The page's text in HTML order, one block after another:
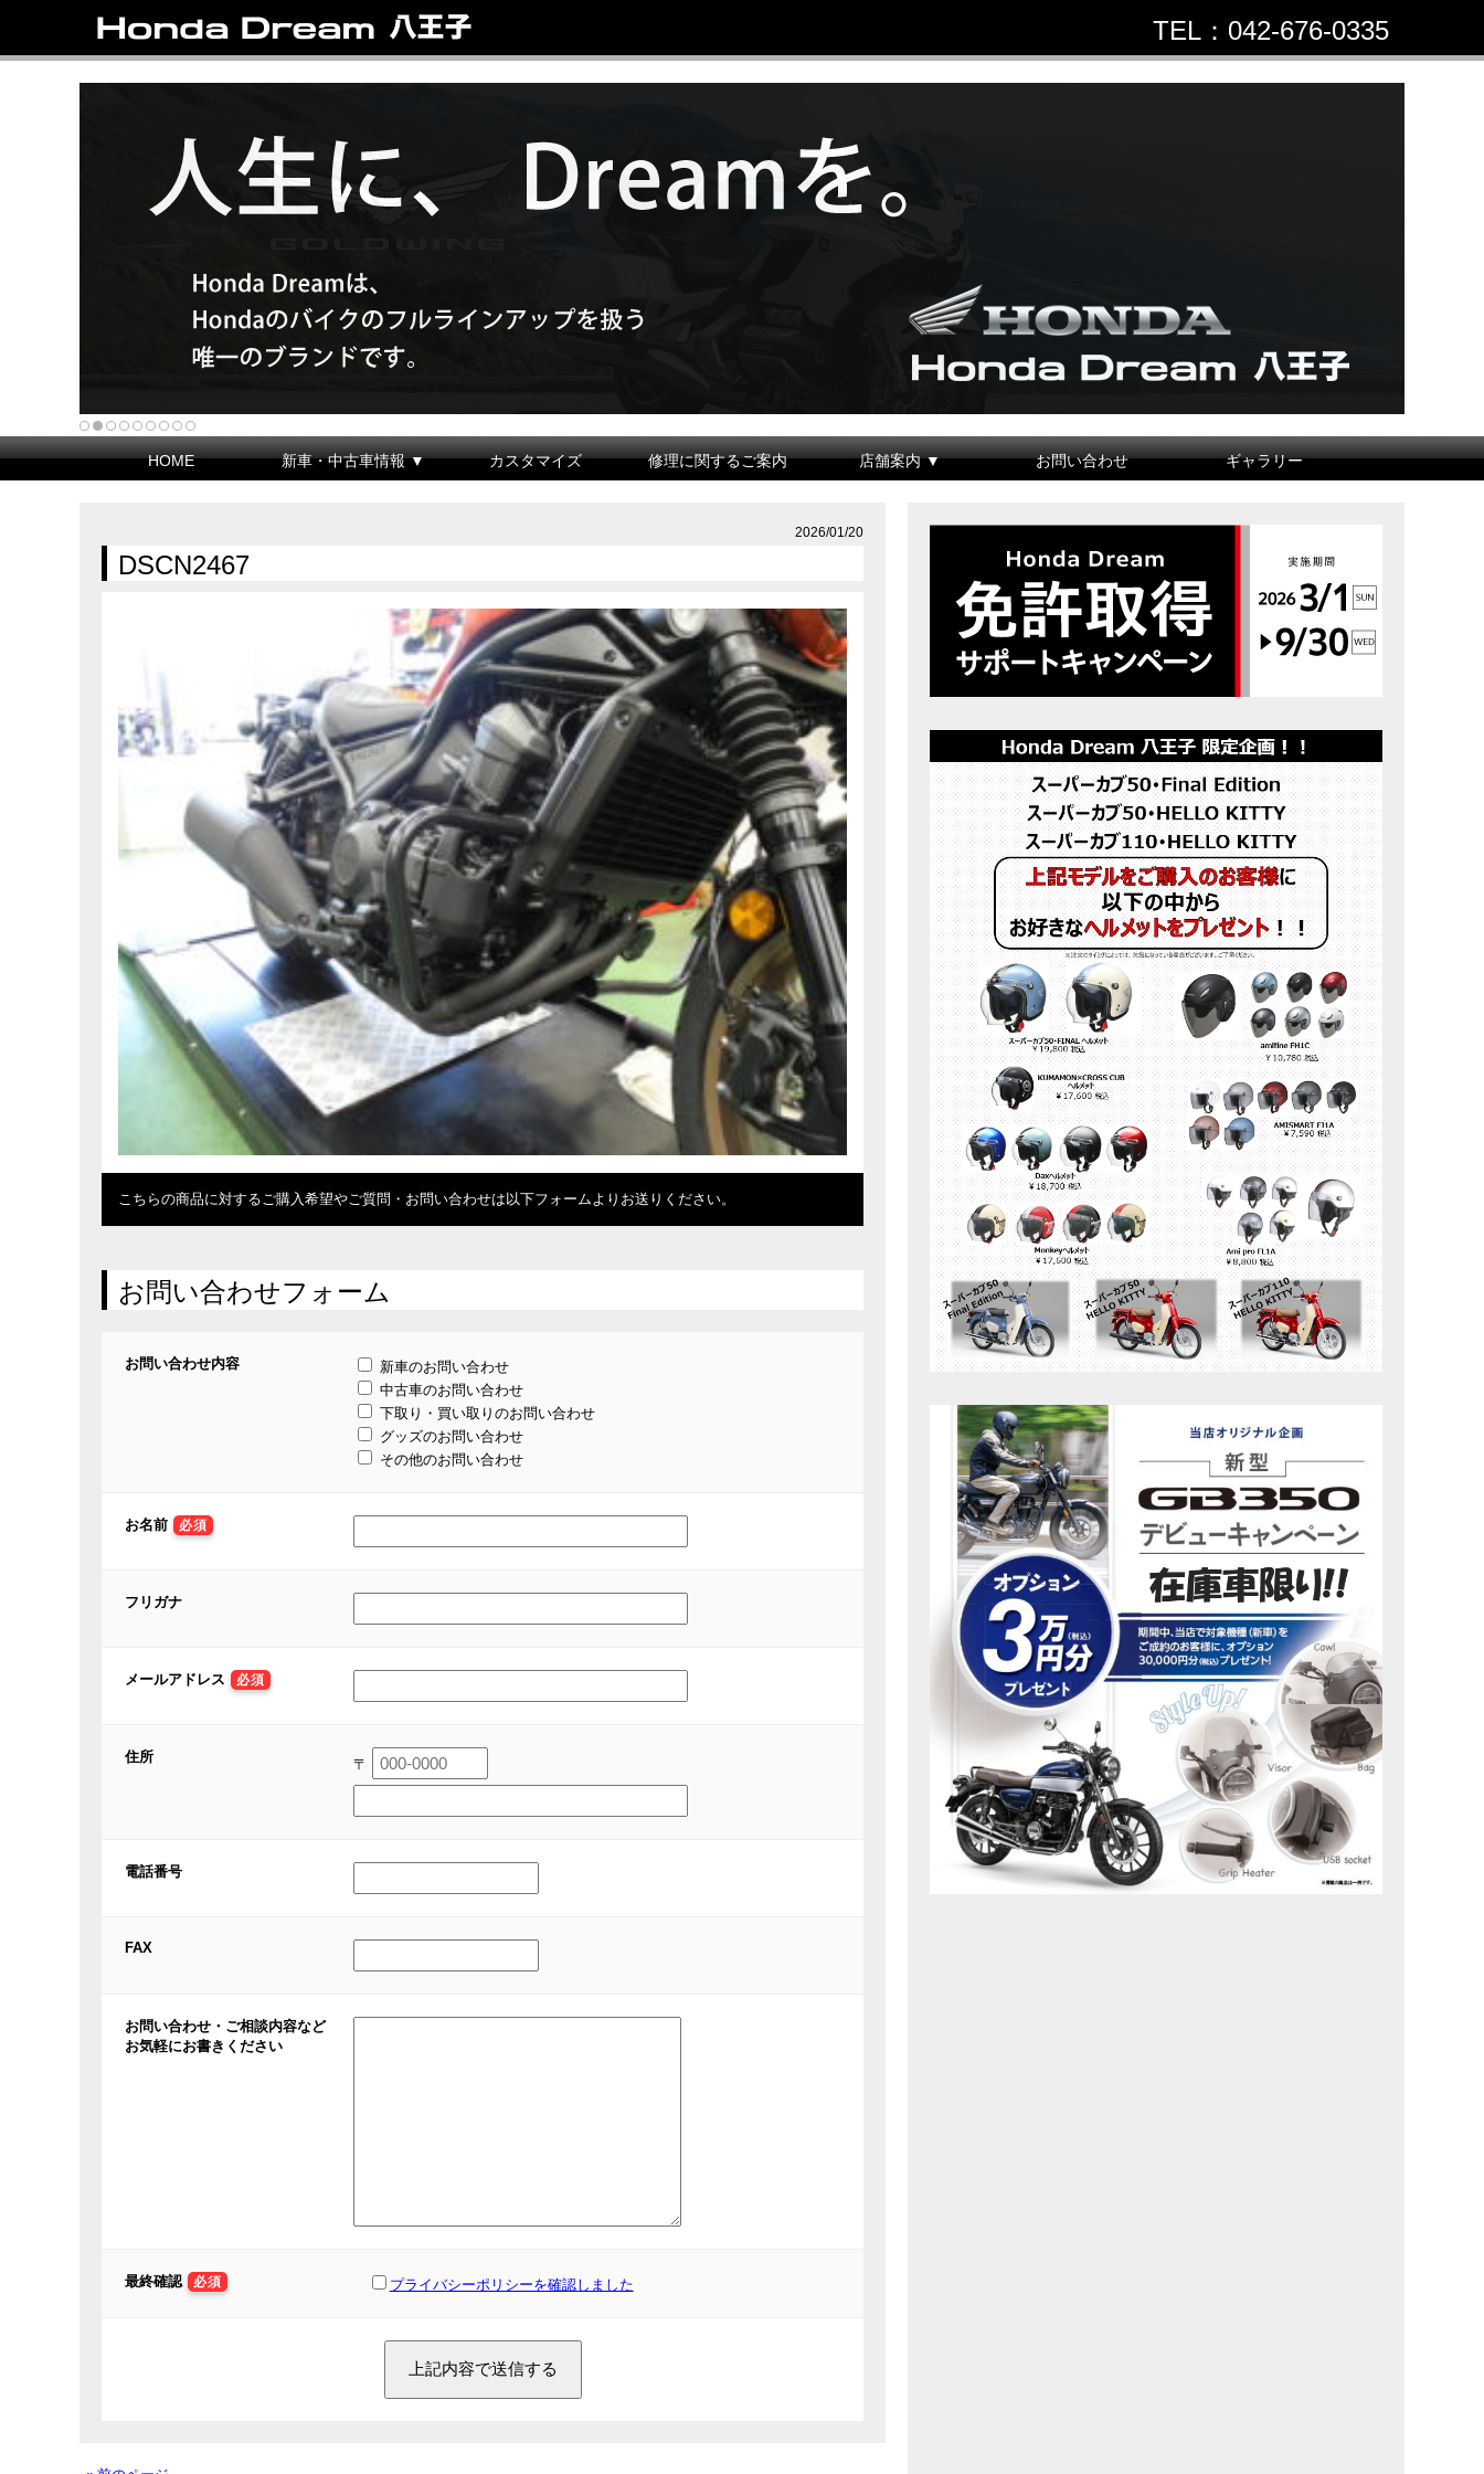
TEL：042-676-0335
HOME 新車・中古車情報 ▼ カスタマイズ 修理に関するご案内 店舗案内 ▼ お問い合わせ ギャラリー
2026/01/20
DSCN2467
こちらの商品に対するご購入希望やご質問・お問い合わせは以下フォームよりお送りください。
お問い合わせフォーム
お問い合わせ内容
新車のお問い合わせ
中古車のお問い合わせ
下取り・買い取りのお問い合わせ
グッズのお問い合わせ
その他のお問い合わせ
お名前 必須
フリガナ
メールアドレス 必須
住所 〒
電話番号
FAX
お問い合わせ・ご相談内容など
お気軽にお書きください
最終確認 必須 プライバシーポリシーを確認しました